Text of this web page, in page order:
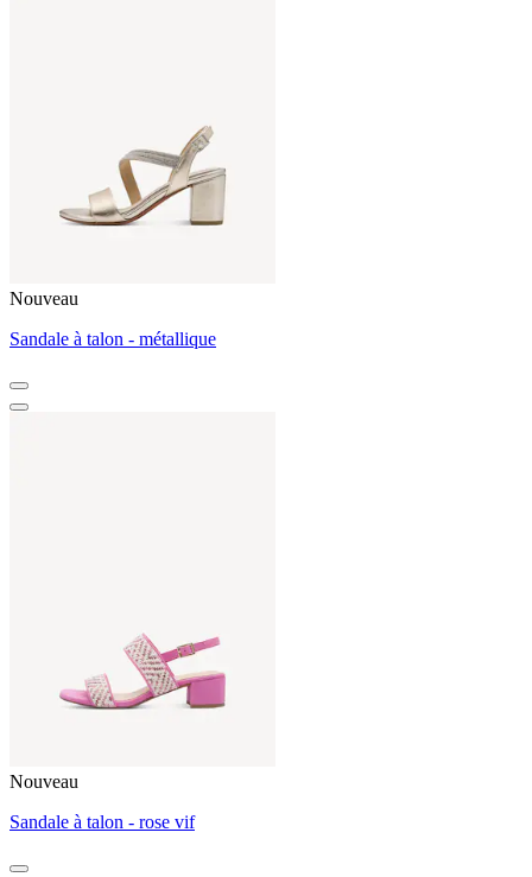
Nouveau
Sandale à talon - métallique
Nouveau
Sandale à talon - rose vif